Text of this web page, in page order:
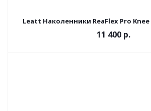
Leatt Наколенники ReaFlex Pro Knee
11 400 р.